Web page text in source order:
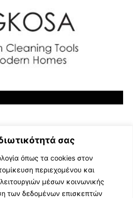
σας
όπως τα cookies στον
περιεχομένου και
μέσων κοινωνικής
των δεδομένων επισκεπτών